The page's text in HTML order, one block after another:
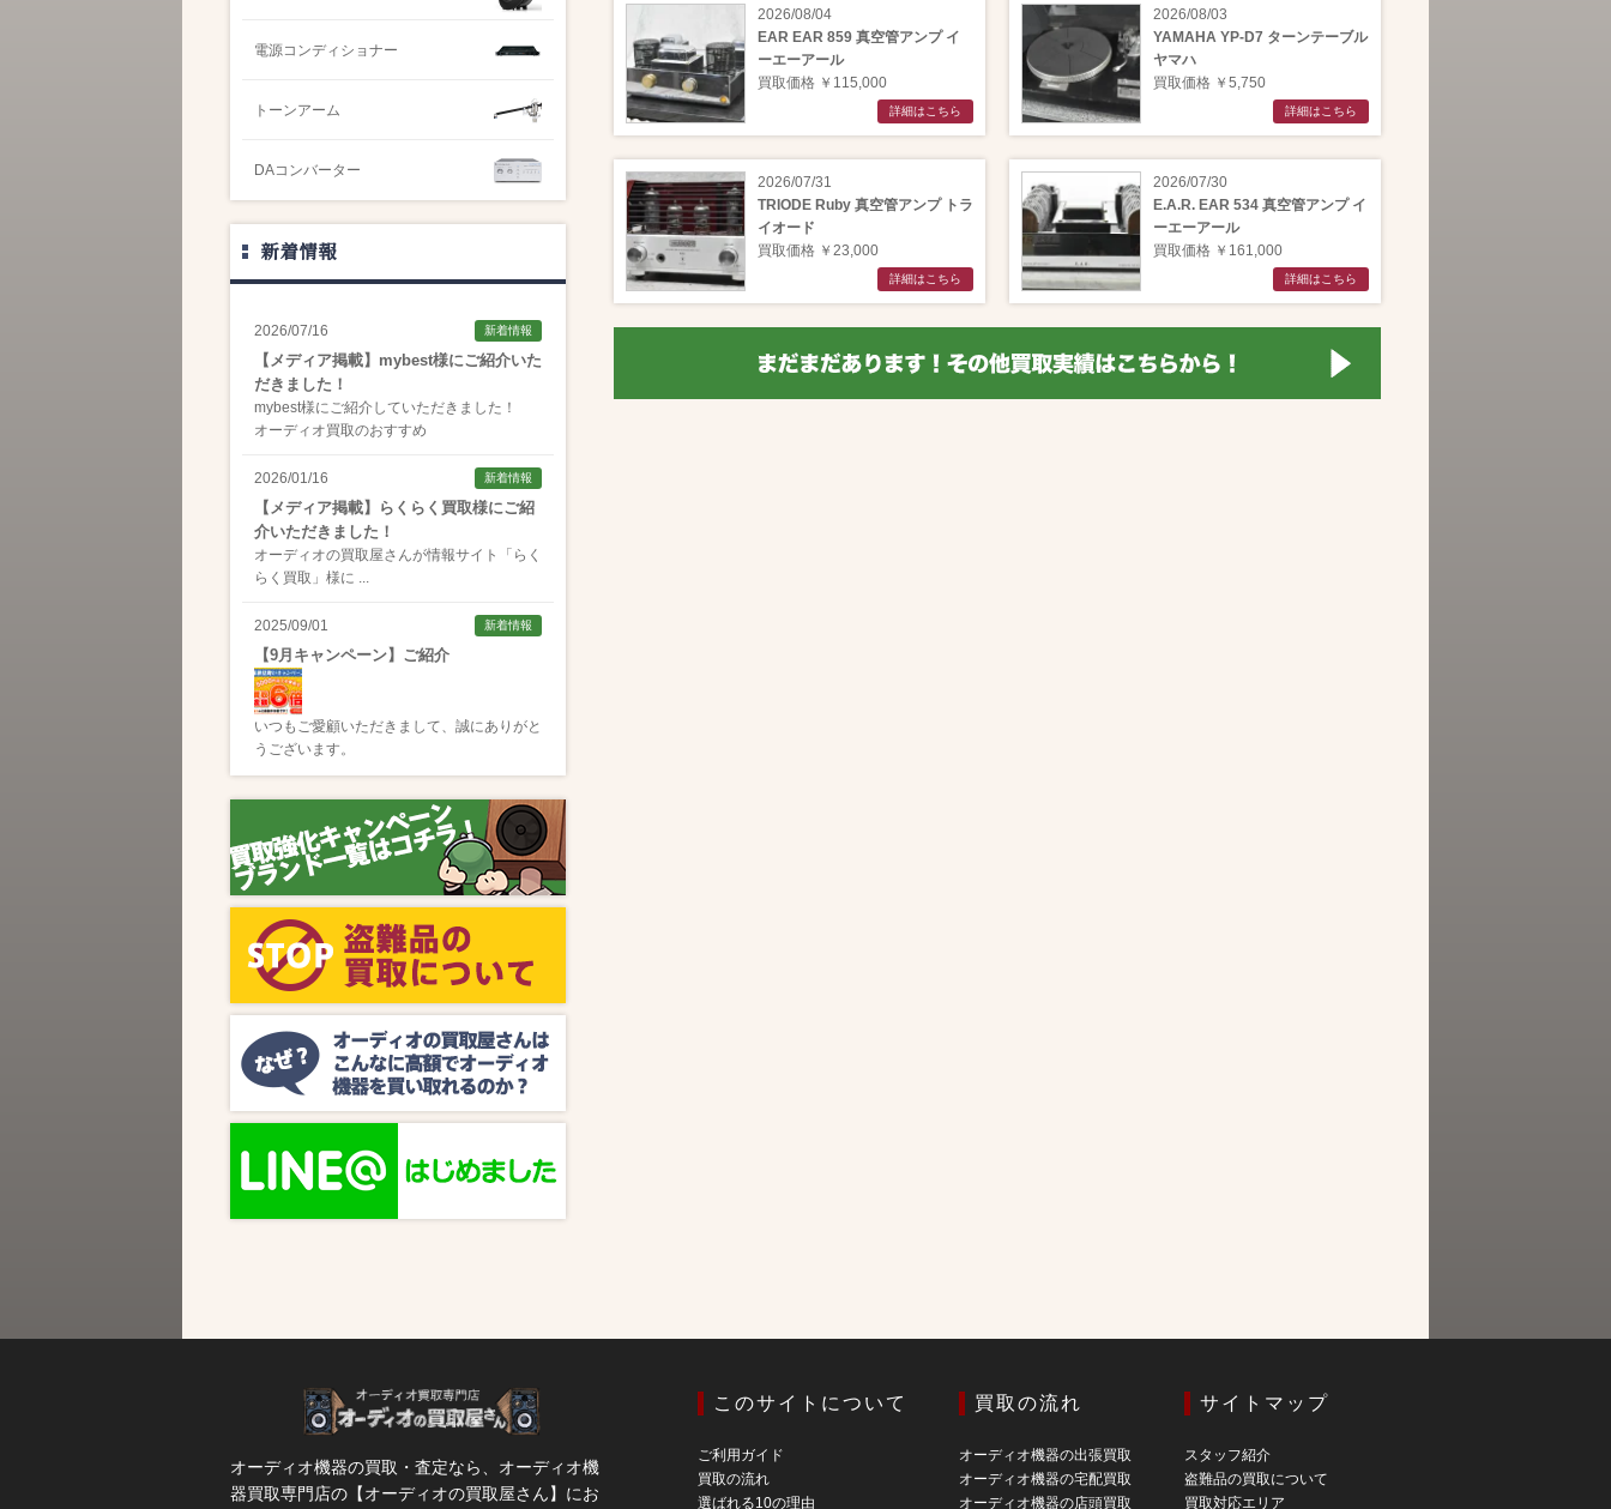
2026/08/04
EAR EAR 859 真空管アンプ イ
ーエーアール
買取価格 ￥115,000
詳細はこちら
2026/08/03
YAMAHA YP-D7 ターンテーブル
ヤマハ
買取価格 ￥5,750
詳細はこちら
2026/07/31
TRIODE Ruby 真空管アンプ トラ
イオード
買取価格 ￥23,000
詳細はこちら
2026/07/30
E.A.R. EAR 534 真空管アンプ イ
ーエーアール
買取価格 ￥161,000
詳細はこちら
電源コンディショナー
トーンアーム
DAコンバーター
新着情報
2026/07/16 新着情報
【メディア掲載】mybest様にご紹介いた
だきました！
mybest様にご紹介していただきました！
オーディオ買取のおすすめ
2026/01/16 新着情報
【メディア掲載】らくらく買取様にご紹
介いただきました！
オーディオの買取屋さんが情報サイト「 らく
らく買取 」様に ...
2025/09/01 新着情報
【9月キャンペーン】ご紹介
いつもご愛顧いただきまして、誠にありがと
うございます。
2025/08/01新着情報
【8月キャンペーン】ご紹介
いつもご愛顧いただきまして、誠にありがと
うございます。
2024/10/04新着情報
【ラジオ番組放送のお知らせ】
この度、全国コミュニティFM番組配信サー
ビス『MUSIC BIRD』様より、ラジオ番組
『オーディオの買取屋さん presents ジャズ
SPタイム』が放送されます。 かつての人気
番組が ...
オーディオ機器の買取・査定なら、オーディオ機
器買取専門店の【オーディオの買取屋さん】にお
このサイトについて
ご利用ガイド
買取の流れ
選ばれる10の理由
買取の流れ
オーディオ機器の出張買取
オーディオ機器の宅配買取
オーディオ機器の店頭買取
サイトマップ
スタッフ紹介
盗難品の買取について
買取対応エリア